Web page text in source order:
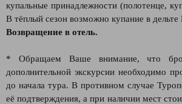
купальные принадлежности (полотенце,
В тёплый сезон возможно купание в дельте
Возвращение в отель.
* Обращаем Ваше внимание, что
дополнительной экскурсии необходимо
до начала тура. В противном случае
её подтверждения, а при наличии мест